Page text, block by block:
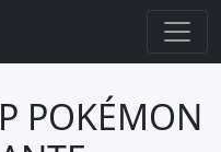
POKÉMON